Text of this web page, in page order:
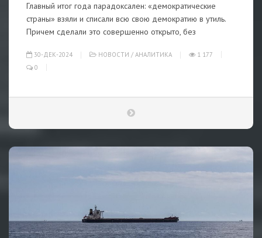
Главный итог года парадоксален: «демократические
страны» взяли и списали всю свою демократию в утиль.
Причем сделали это совершенно открыто, без
30-ДЕК-2024 НОВОСТИ / АНАЛИТИКА
1 177
0